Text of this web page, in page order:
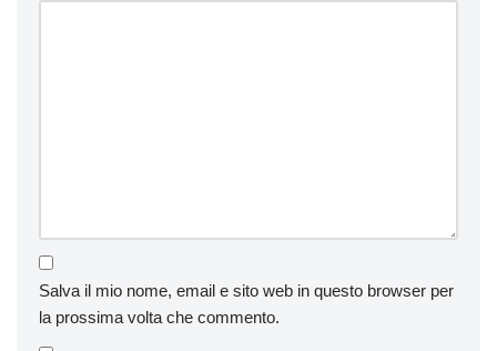
Salva il mio nome, email e sito web in questo browser per
la prossima volta che commento.